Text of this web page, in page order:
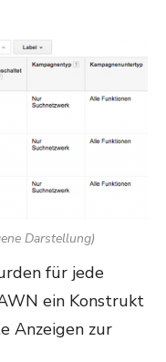
Darstellung)
für jede
ein Konstrukt
Anzeigen zur